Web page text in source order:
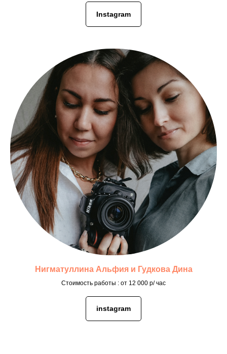
Instagram
Нигматуллина Альфия и Гудкова Дина
Стоимость работы : от 12 000 р/ час
instagram